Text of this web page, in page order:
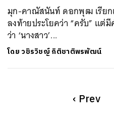
มุก-คาณัสนันท์ ดอกพุฒ เรียก
ลงท้ายประโยคว่า “ครับ” แต่
ว่า ‘นางสาว’...
โดยวชิรวิชญ์ กิติชาติพรพัฒน์
‹ Prev